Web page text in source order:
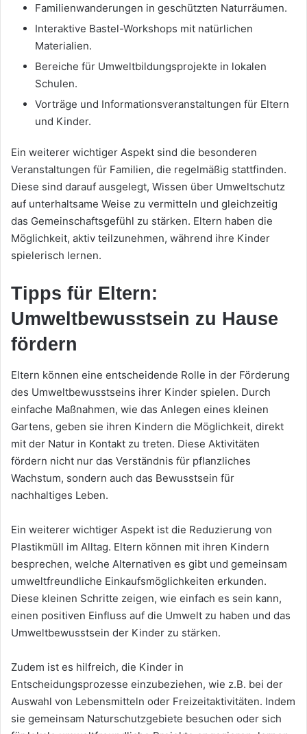
Familienwanderungen in geschützten Naturräumen.
Interaktive Bastel-Workshops mit natürlichen
Materialien.
Bereiche für Umweltbildungsprojekte in lokalen
Schulen.
Vorträge und Informationsveranstaltungen für Eltern
und Kinder.
Ein weiterer wichtiger Aspekt sind die besonderen
Veranstaltungen für Familien, die regelmäßig stattfinden.
Diese sind darauf ausgelegt, Wissen über Umweltschutz
auf unterhaltsame Weise zu vermitteln und gleichzeitig
das Gemeinschaftsgefühl zu stärken. Eltern haben die
Möglichkeit, aktiv teilzunehmen, während ihre Kinder
spielerisch lernen.
Tipps für Eltern:
Umweltbewusstsein zu Hause
fördern
Eltern können eine entscheidende Rolle in der Förderung
des Umweltbewusstseins ihrer Kinder spielen. Durch
einfache Maßnahmen, wie das Anlegen eines kleinen
Gartens, geben sie ihren Kindern die Möglichkeit, direkt
mit der Natur in Kontakt zu treten. Diese Aktivitäten
fördern nicht nur das Verständnis für pflanzliches
Wachstum, sondern auch das Bewusstsein für
nachhaltiges Leben.
Ein weiterer wichtiger Aspekt ist die Reduzierung von
Plastikmüll im Alltag. Eltern können mit ihren Kindern
besprechen, welche Alternativen es gibt und gemeinsam
umweltfreundliche Einkaufsmöglichkeiten erkunden.
Diese kleinen Schritte zeigen, wie einfach es sein kann,
einen positiven Einfluss auf die Umwelt zu haben und das
Umweltbewusstsein der Kinder zu stärken.
Zudem ist es hilfreich, die Kinder in
Entscheidungsprozesse einzubeziehen, wie z.B. bei der
Auswahl von Lebensmitteln oder Freizeitaktivitäten. Indem
sie gemeinsam Naturschutzgebiete besuchen oder sich